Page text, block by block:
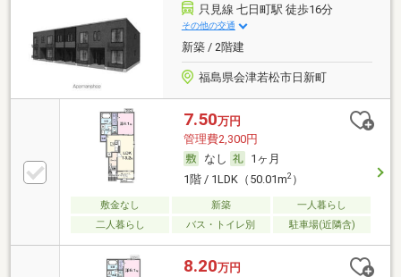
只見線 七日町駅 徒歩16分
その他の交通
新築 / 2階建
福島県会津若松市日新町
7.50万円
管理費2,300円
なし
1ヶ月
1階 / 1LDK（50.01m2）
敷金なし 新築
一人暮らし
二人暮らし
バス・トイレ別 駐車場(近隣含)
8.20万円